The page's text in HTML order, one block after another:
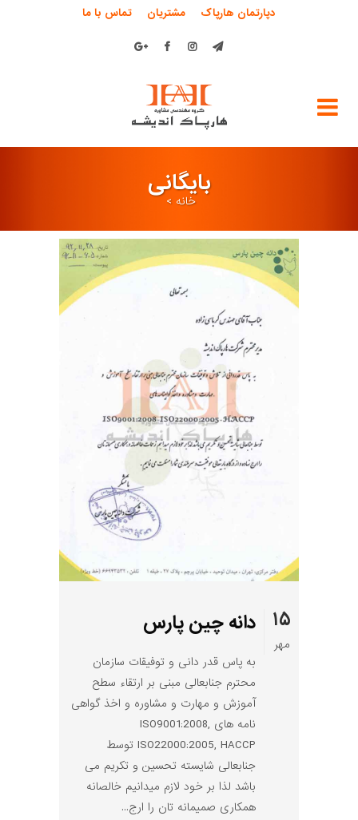
دپارتمان هارپاک مشتریان تماس با ما
بایگانی
خانه >
۱۵
مهر
دانه چین پارس
به پاس قدر دانی و توفیقات سازمان
محترم جنابعالی مبنی بر ارتقاء سطح
آموزش و مهارت و مشاوره و اخذ گواهی
نامه های ISO9001:2008,
ISO22000:2005, HACCP توسط
جنابعالی شایسته تحسین و تکریم می
باشد لذا بر خود لازم میدانیم خالصانه
همکاری صمیمانه تان را ارج...